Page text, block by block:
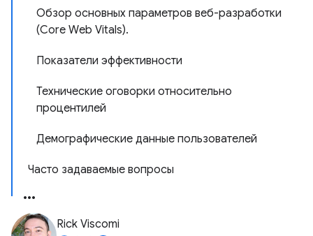
Обзор основных параметров веб-разработки
(Core Web Vitals).
Показатели эффективности
Технические оговорки относительно
процентилей
Демографические данные пользователей
Часто задаваемые вопросы
Rick Viscomi